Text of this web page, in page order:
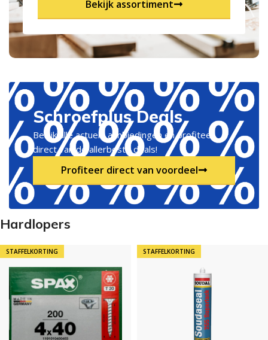
Bekijk assortiment
Schroefplus Deals
Bekijk alle actuele aanbiedingen en profiteer
direct van de allerbeste deals!
Profiteer direct van voordeel
Hardlopers
STAFFELKORTING STAFFELKORTING